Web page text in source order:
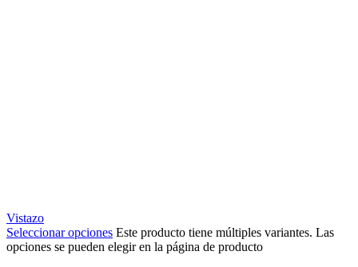
Vistazo
Seleccionar opciones Este producto tiene múltiples variantes. Las
opciones se pueden elegir en la página de producto